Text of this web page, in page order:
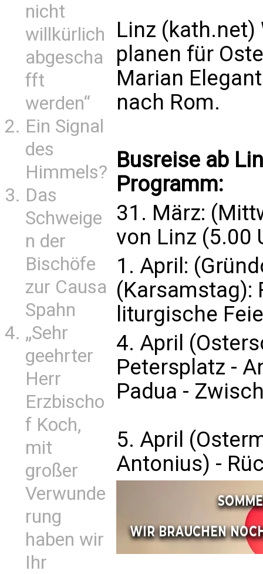
nicht
willkürlich
abgescha
fft
werden“
Ein Signal
des
Himmels?
Das
Schweige
n der
Bischöfe
zur Causa
Spahn
„Sehr
geehrter
Herr
Erzbischo
f Koch,
mit
großer
Verwunde
rung
haben wir
Ihr
Linz (kath.net)
planen für
Marian
nach Rom.
Busreise ab
Programm:
31. März:
von Linz (5.00
1. April:
(Karsamstag):
liturgische
4. April
Petersplatz -
Padua -
5. April
Antonius) -